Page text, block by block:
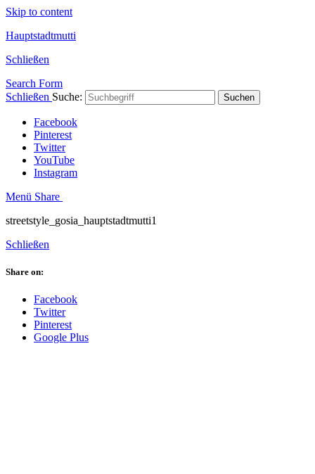
Skip to content
Hauptstadtmutti
Schließen
Search Form
Schließen Suche: Suchen
Facebook
Pinterest
Twitter
YouTube
Instagram
Menü Share
streetstyle_gosia_hauptstadtmutti1
Schließen
Share on:
Facebook
Twitter
Pinterest
Google Plus